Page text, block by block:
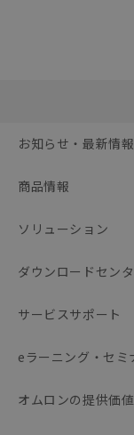
お知らせ・最新情報
商品情報
ソリューション
ダウンロードセンタ
サービスサポート
eラーニング・セミ
オムロンの提供価値